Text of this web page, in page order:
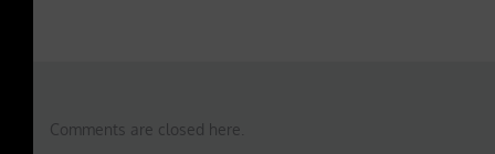
Comments are closed here.